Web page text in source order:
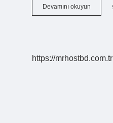
Devamını okuyun
Güzelliği
https://mrhostbd.com.tr